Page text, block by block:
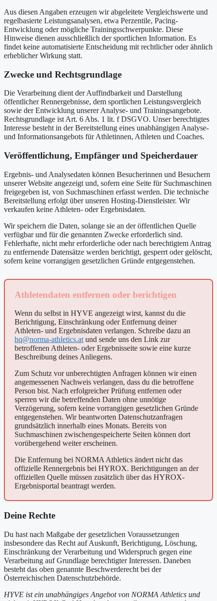
Aus diesen Angaben erzeugen wir abgeleitete Vergleichswerte und
regelbasierte Leistungsanalysen, etwa Perzentile, Pacing-
Entwicklung oder mögliche Trainingsschwerpunkte. Diese
Hinweise dienen ausschließlich der sportlichen Information. Es
findet keine automatisierte Entscheidung mit rechtlicher oder ähnlich
erheblicher Wirkung statt.
Zwecke und Rechtsgrundlage
Die Verarbeitung dient der Auffindbarkeit und Darstellung
öffentlicher Rennergebnisse, dem sportlichen Leistungsvergleich
sowie der Entwicklung unserer Analyse- und Trainingsangebote.
Rechtsgrundlage ist Art. 6 Abs. 1 lit. f DSGVO. Unser berechtigtes
Interesse besteht in der Bereitstellung eines unabhängigen Analyse-
und Informationsangebots für Athletinnen, Athleten und Coaches.
Veröffentlichung, Empfänger und Speicherdauer
Ergebnis- und Analysedaten können Besucherinnen und Besuchern
unserer Website angezeigt und, sofern eine Seite für Suchmaschinen
freigegeben ist, von Suchmaschinen erfasst werden. Die technische
Bereitstellung erfolgt über unseren Hosting-Dienstleister. Wir
verkaufen keine Athleten- oder Ergebnisdaten.
Wir speichern die Daten, solange sie an der öffentlichen Quelle
verfügbar und für die genannten Zwecke erforderlich sind.
Fehlerhafte, nicht mehr erforderliche oder nach berechtigtem Antrag
zu entfernende Datensätze werden berichtigt, gesperrt oder gelöscht,
sofern keine vorrangigen gesetzlichen Gründe entgegenstehen.
Athletendaten entfernen oder berichtigen
Wenn du selbst in HYVE angezeigt wirst, kannst du die
Berichtigung, Einschränkung oder Entfernung deiner
Athleten- und Ergebnisdaten verlangen. Schreibe dazu an
hq@norma-athletics.at und sende uns den Link zur
betroffenen Athleten- oder Ergebnisseite sowie eine kurze
Beschreibung deines Anliegens.
Zum Schutz vor unberechtigten Anfragen können wir einen
angemessenen Nachweis verlangen, dass du die betroffene
Person bist. Nach erfolgreicher Prüfung entfernen oder
sperren wir die betreffenden Daten ohne unnötige
Verzögerung, sofern keine vorrangigen gesetzlichen Gründe
entgegenstehen. Wir beantworten Datenschutzanfragen
grundsätzlich innerhalb eines Monats. Bereits von
Suchmaschinen zwischengespeicherte Seiten können dort
vorübergehend weiter erscheinen.
Die Entfernung bei NORMA Athletics ändert nicht das
offizielle Rennergebnis bei HYROX. Berichtigungen an der
offiziellen Quelle müssen zusätzlich über das HYROX-
Ergebnisportal beantragt werden.
Deine Rechte
Du hast nach Maßgabe der gesetzlichen Voraussetzungen
insbesondere das Recht auf Auskunft, Berichtigung, Löschung,
Einschränkung der Verarbeitung und Widerspruch gegen eine
Verarbeitung auf Grundlage berechtigter Interessen. Daneben
besteht das oben genannte Beschwerderecht bei der
Österreichischen Datenschutzbehörde.
HYVE ist ein unabhängiges Angebot von NORMA Athletics und